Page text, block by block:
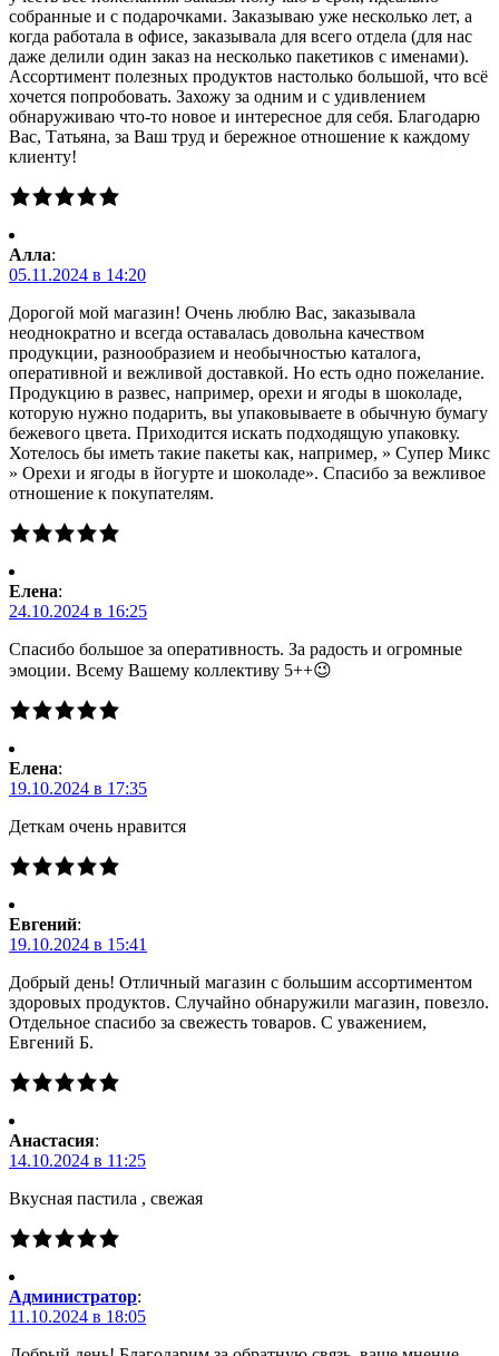
собранные и с подарочками. Заказываю уже несколько лет, а
когда работала в офисе, заказывала для всего отдела (для нас
даже делили один заказ на несколько пакетиков с именами).
Ассортимент полезных продуктов настолько большой, что всё
хочется попробовать. Захожу за одним и с удивлением
обнаруживаю что-то новое и интересное для себя. Благодарю
Вас, Татьяна, за Ваш труд и бережное отношение к каждому
клиенту!
Алла:
05.11.2024 в 14:20
Дорогой мой магазин! Очень люблю Вас, заказывала
неоднократно и всегда оставалась довольна качеством
продукции, разнообразием и необычностью каталога,
оперативной и вежливой доставкой. Но есть одно пожелание.
Продукцию в развес, например, орехи и ягоды в шоколаде,
которую нужно подарить, вы упаковываете в обычную бумагу
бежевого цвета. Приходится искать подходящую упаковку.
Хотелось бы иметь такие пакеты как, например, » Супер Микс
» Орехи и ягоды в йогурте и шоколаде». Спасибо за вежливое
отношение к покупателям.
Елена:
24.10.2024 в 16:25
Спасибо большое за оперативность. За радость и огромные
эмоции. Всему Вашему коллективу 5++😉
Елена:
19.10.2024 в 17:35
Деткам очень нравится
Евгений:
19.10.2024 в 15:41
Добрый день! Отличный магазин с большим ассортиментом
здоровых продуктов. Случайно обнаружили магазин, повезло.
Отдельное спасибо за свежесть товаров. С уважением,
Евгений Б.
Анастасия:
14.10.2024 в 11:25
Вкусная пастила , свежая
Администратор:
11.10.2024 в 18:05